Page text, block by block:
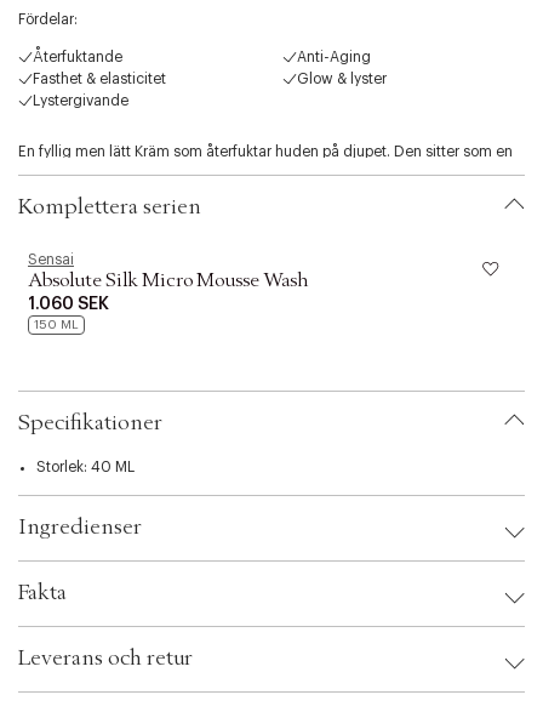
.
v
a
t
i
o
s
e
e
o
Fördelar:
Återfuktande
Anti-Aging
Fasthet & elasticitet
Glow & lyster
Lystergivande
En fyllig men lätt Kräm som återfuktar huden på djupet. Den sitter som en
obetydlig silkesslöja på huden som ser mjukare ut med ökad elasticitet
och vacker lyster. Absolute Silk Cream är utformad för att återge
Koishimaru Silks anmärkningsvärda egenskaper, i syfte att Skåp en
signaturingrediensen i dessa produkter, är en uppdaterad och
uppgraderad formulering av Koishimaru Silk, vars anti-ageing-egenskaper
ger vitaliserad och återfuktad, motståndskraftig Hud som utstrålar liv.
Komplettera serien
Sensai
Absolute Silk Micro Mousse Wash
1.060 SEK
150 ML
Specifikationer
Storlek: 40 ML
Ingredienser
Fakta
EAN: 4973167383643
Leverans och retur